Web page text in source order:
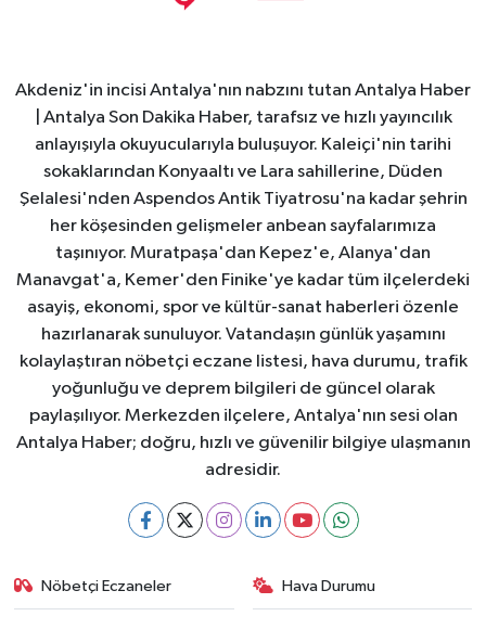
Akdeniz'in incisi Antalya'nın nabzını tutan Antalya Haber
| Antalya Son Dakika Haber, tarafsız ve hızlı yayıncılık
anlayışıyla okuyucularıyla buluşuyor. Kaleiçi'nin tarihi
sokaklarından Konyaaltı ve Lara sahillerine, Düden
Şelalesi'nden Aspendos Antik Tiyatrosu'na kadar şehrin
her köşesinden gelişmeler anbean sayfalarımıza
taşınıyor. Muratpaşa'dan Kepez'e, Alanya'dan
Manavgat'a, Kemer'den Finike'ye kadar tüm ilçelerdeki
asayiş, ekonomi, spor ve kültür-sanat haberleri özenle
hazırlanarak sunuluyor. Vatandaşın günlük yaşamını
kolaylaştıran nöbetçi eczane listesi, hava durumu, trafik
yoğunluğu ve deprem bilgileri de güncel olarak
paylaşılıyor. Merkezden ilçelere, Antalya'nın sesi olan
Antalya Haber; doğru, hızlı ve güvenilir bilgiye ulaşmanın
adresidir.
Nöbetçi Eczaneler Hava Durumu